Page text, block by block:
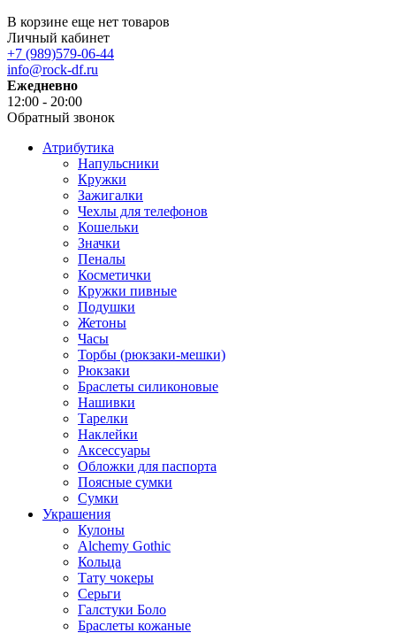
В корзине еще нет товаров
Личный кабинет
+7 (989)579-06-44
info@rock-df.ru
Ежедневно
12:00 - 20:00
Обратный звонок
Атрибутика
Напульсники
Кружки
Зажигалки
Чехлы для телефонов
Кошельки
Значки
Пеналы
Косметички
Кружки пивные
Подушки
Жетоны
Часы
Торбы (рюкзаки-мешки)
Рюкзаки
Браслеты силиконовые
Нашивки
Тарелки
Наклейки
Аксессуары
Обложки для паспорта
Поясные сумки
Сумки
Украшения
Кулоны
Alchemy Gothic
Кольца
Тату чокеры
Серьги
Галстуки Боло
Браслеты кожаные